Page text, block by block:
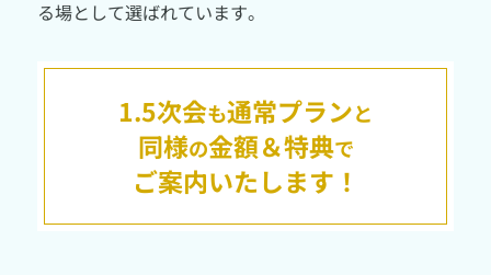
る場として選ばれています。
1.5次会も通常プランと
同様の金額＆特典で
ご案内いたします！